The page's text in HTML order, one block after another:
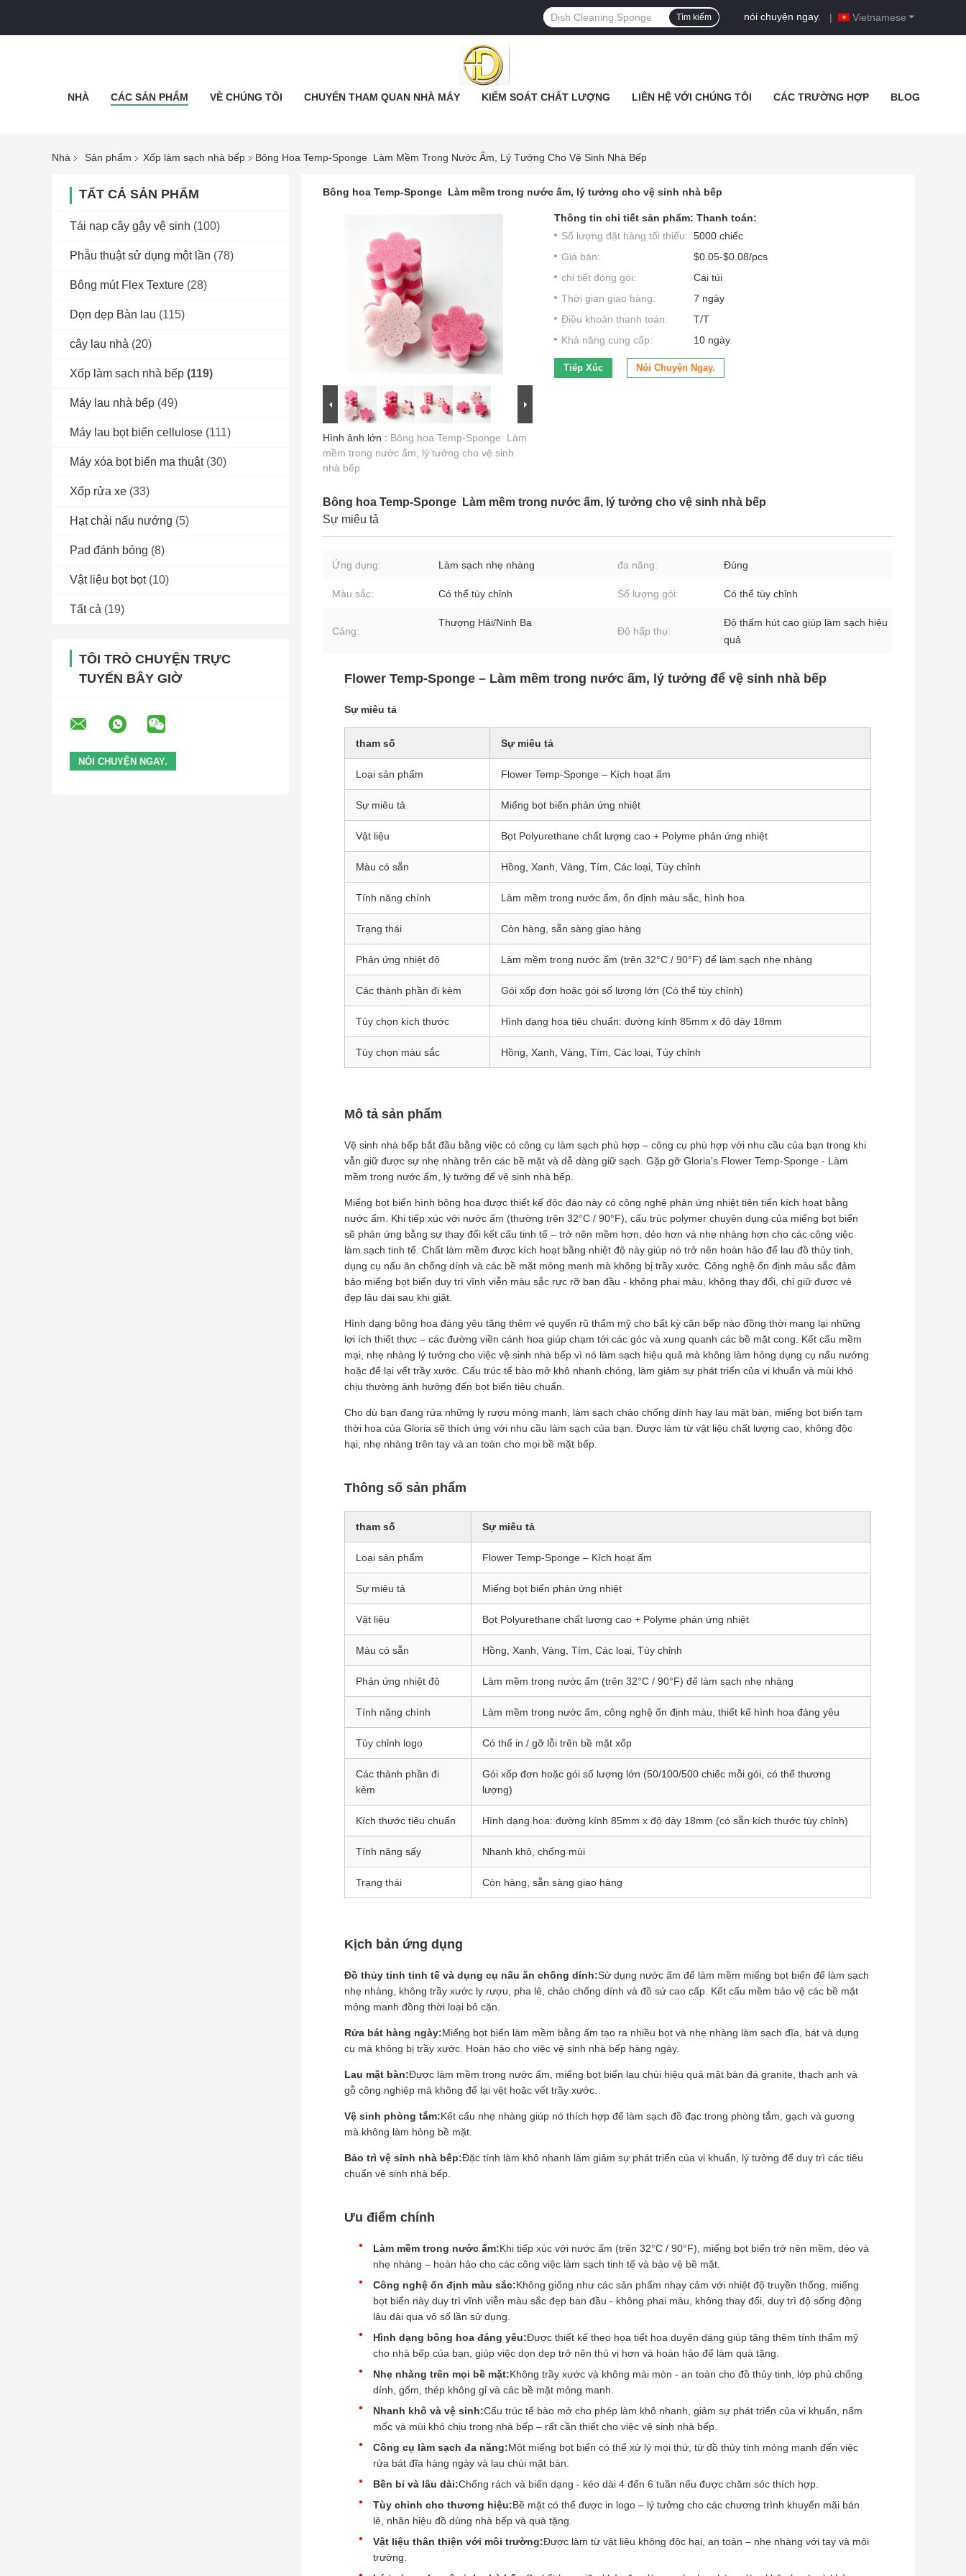
Vietnamese
nói chuyện ngay. |
Tìm kiếm
NHÀ CÁC SẢN PHẨM VỀ CHÚNG TÔI CHUYẾN THAM QUAN NHÀ MÁY KIỂM SOÁT CHẤT LƯỢNG LIÊN HỆ VỚI CHÚNG TÔI CÁC TRƯỜNG HỢP BLOG
Nhà Sản phẩm Xốp làm sạch nhà bếp Bông Hoa Temp-Sponge ️ Làm Mềm Trong Nước Ấm, Lý Tưởng Cho Vệ Sinh Nhà Bếp
TẤT CẢ SẢN PHẨM
Tái nạp cây gậy vệ sinh (100)
Phẫu thuật sử dụng một lần (78)
Bông mút Flex Texture (28)
Dọn dẹp Bàn lau (115)
cây lau nhà (20)
Xốp làm sạch nhà bếp (119)
Máy lau nhà bếp (49)
Máy lau bọt biển cellulose (111)
Máy xóa bọt biển ma thuật (30)
Xốp rửa xe (33)
Hạt chải nấu nướng (5)
Pad đánh bóng (8)
Vật liệu bọt bọt (10)
Tất cả (19)
TÔI TRÒ CHUYỆN TRỰC
TUYẾN BÂY GIỜ
Bông hoa Temp-Sponge ️ Làm mềm trong nước ấm, lý tưởng cho vệ sinh nhà bếp
Hình ảnh lớn : Bông hoa Temp-Sponge ️ Làm
mềm trong nước ấm, lý tưởng cho vệ sinh
nhà bếp
Thông tin chi tiết sản phẩm: Thanh toán:
Số lượng đặt hàng tối thiểu: 5000 chiếc
Giá bán:
$0.05-$0.08/pcs
chi tiết đóng gói:
Cái túi
Thời gian giao hàng:
7 ngày
Điều khoản thanh toán:
T/T
Khả năng cung cấp:
10 ngày
Tiếp Xúc Nói Chuyện Ngay.
Bông hoa Temp-Sponge ️ Làm mềm trong nước ấm, lý tưởng cho vệ sinh nhà bếp
Sự miêu tả
Ứng dụng: Làm sạch nhẹ nhàng đa năng: Đúng
Màu sắc: Có thể tùy chỉnh Số lượng gói: Có thể tùy chỉnh
Cảng:
Thượng Hải/Ninh Ba
Độ hấp thụ:
Độ thấm hút cao giúp làm sạch hiệu
quả
Flower Temp-Sponge – Làm mềm trong nước ấm, lý tưởng để vệ sinh nhà bếp
Sự miêu tả
tham số Sự miêu tả
Loại sản phẩm Flower Temp-Sponge – Kích hoạt ấm
Sự miêu tả Miếng bọt biển phản ứng nhiệt
Vật liệu Bọt Polyurethane chất lượng cao + Polyme phản ứng nhiệt
Màu có sẵn Hồng, Xanh, Vàng, Tím, Các loại, Tùy chỉnh
Tính năng chính Làm mềm trong nước ấm, ổn định màu sắc, hình hoa
Trạng thái Còn hàng, sẵn sàng giao hàng
Phản ứng nhiệt độ Làm mềm trong nước ấm (trên 32°C / 90°F) để làm sạch nhẹ nhàng
Các thành phần đi kèm Gói xốp đơn hoặc gói số lượng lớn (Có thể tùy chỉnh)
Tùy chọn kích thước Hình dạng hoa tiêu chuẩn: đường kính 85mm x độ dày 18mm
Tùy chọn màu sắc Hồng, Xanh, Vàng, Tím, Các loại, Tùy chỉnh
Mô tả sản phẩm
Vệ sinh nhà bếp bắt đầu bằng việc có công cụ làm sạch phù hợp – công cụ phù hợp với nhu cầu của bạn trong khi
vẫn giữ được sự nhẹ nhàng trên các bề mặt và dễ dàng giữ sạch. Gặp gỡ Gloria's Flower Temp-Sponge - Làm
mềm trong nước ấm, lý tưởng để vệ sinh nhà bếp.
Miếng bọt biển hình bông hoa được thiết kế độc đáo này có công nghệ phản ứng nhiệt tiên tiến kích hoạt bằng
nước ấm. Khi tiếp xúc với nước ấm (thường trên 32°C / 90°F), cấu trúc polymer chuyên dụng của miếng bọt biển
sẽ phản ứng bằng sự thay đổi kết cấu tinh tế – trở nên mềm hơn, dẻo hơn và nhẹ nhàng hơn cho các công việc
làm sạch tinh tế. Chất làm mềm được kích hoạt bằng nhiệt độ này giúp nó trở nên hoàn hảo để lau đồ thủy tinh,
dụng cụ nấu ăn chống dính và các bề mặt mỏng manh mà không bị trầy xước. Công nghệ ổn định màu sắc đảm
bảo miếng bọt biển duy trì vĩnh viễn màu sắc rực rỡ ban đầu - không phai màu, không thay đổi, chỉ giữ được vẻ
đẹp lâu dài sau khi giặt.
Hình dạng bông hoa đáng yêu tăng thêm vẻ quyến rũ thẩm mỹ cho bất kỳ căn bếp nào đồng thời mang lại những
lợi ích thiết thực – các đường viền cánh hoa giúp chạm tới các góc và xung quanh các bề mặt cong. Kết cấu mềm
mại, nhẹ nhàng lý tưởng cho việc vệ sinh nhà bếp vì nó làm sạch hiệu quả mà không làm hỏng dụng cụ nấu nướng
hoặc để lại vết trầy xước. Cấu trúc tế bào mở khô nhanh chóng, làm giảm sự phát triển của vi khuẩn và mùi khó
chịu thường ảnh hưởng đến bọt biển tiêu chuẩn.
Cho dù bạn đang rửa những ly rượu mỏng manh, làm sạch chảo chống dính hay lau mặt bàn, miếng bọt biển tạm
thời hoa của Gloria sẽ thích ứng với nhu cầu làm sạch của bạn. Được làm từ vật liệu chất lượng cao, không độc
hại, nhẹ nhàng trên tay và an toàn cho mọi bề mặt bếp.
Thông số sản phẩm
tham số Sự miêu tả
Loại sản phẩm Flower Temp-Sponge – Kích hoạt ấm
Sự miêu tả Miếng bọt biển phản ứng nhiệt
Vật liệu Bọt Polyurethane chất lượng cao + Polyme phản ứng nhiệt
Màu có sẵn Hồng, Xanh, Vàng, Tím, Các loại, Tùy chỉnh
Phản ứng nhiệt độ Làm mềm trong nước ấm (trên 32°C / 90°F) để làm sạch nhẹ nhàng
Tính năng chính Làm mềm trong nước ấm, công nghệ ổn định màu, thiết kế hình hoa đáng yêu
Tùy chỉnh logo Có thể in / gỡ lỗi trên bề mặt xốp
Các thành phần đi
kèm
Gói xốp đơn hoặc gói số lượng lớn (50/100/500 chiếc mỗi gói, có thể thương
lượng)
Kích thước tiêu chuẩn Hình dạng hoa: đường kính 85mm x độ dày 18mm (có sẵn kích thước tùy chỉnh)
Tính năng sấy Nhanh khô, chống mùi
Trạng thái Còn hàng, sẵn sàng giao hàng
Kịch bản ứng dụng
Đồ thủy tinh tinh tế và dụng cụ nấu ăn chống dính:Sử dụng nước ấm để làm mềm miếng bọt biển để làm sạch
nhẹ nhàng, không trầy xước ly rượu, pha lê, chảo chống dính và đồ sứ cao cấp. Kết cấu mềm bảo vệ các bề mặt
mỏng manh đồng thời loại bỏ cặn.
Rửa bát hàng ngày:Miếng bọt biển làm mềm bằng ấm tạo ra nhiều bọt và nhẹ nhàng làm sạch đĩa, bát và dụng
cụ mà không bị trầy xước. Hoàn hảo cho việc vệ sinh nhà bếp hàng ngày.
Lau mặt bàn:Được làm mềm trong nước ấm, miếng bọt biển lau chùi hiệu quả mặt bàn đá granite, thạch anh và
gỗ công nghiệp mà không để lại vệt hoặc vết trầy xước.
Vệ sinh phòng tắm:Kết cấu nhẹ nhàng giúp nó thích hợp để làm sạch đồ đạc trong phòng tắm, gạch và gương
mà không làm hỏng bề mặt.
Bảo trì vệ sinh nhà bếp:Đặc tính làm khô nhanh làm giảm sự phát triển của vi khuẩn, lý tưởng để duy trì các tiêu
chuẩn vệ sinh nhà bếp.
Ưu điểm chính
Làm mềm trong nước ấm:Khi tiếp xúc với nước ấm (trên 32°C / 90°F), miếng bọt biển trở nên mềm, dẻo và
nhẹ nhàng – hoàn hảo cho các công việc làm sạch tinh tế và bảo vệ bề mặt.
Công nghệ ổn định màu sắc:Không giống như các sản phẩm nhạy cảm với nhiệt độ truyền thống, miếng
bọt biển này duy trì vĩnh viễn màu sắc đẹp ban đầu - không phai màu, không thay đổi, duy trì độ sống động
lâu dài qua vô số lần sử dụng.
Hình dạng bông hoa đáng yêu:Được thiết kế theo họa tiết hoa duyên dáng giúp tăng thêm tính thẩm mỹ
cho nhà bếp của bạn, giúp việc dọn dẹp trở nên thú vị hơn và hoàn hảo để làm quà tặng.
Nhẹ nhàng trên mọi bề mặt:Không trầy xước và không mài mòn - an toàn cho đồ thủy tinh, lớp phủ chống
dính, gốm, thép không gỉ và các bề mặt mỏng manh.
Nhanh khô và vệ sinh:Cấu trúc tế bào mở cho phép làm khô nhanh, giảm sự phát triển của vi khuẩn, nấm
mốc và mùi khó chịu trong nhà bếp – rất cần thiết cho việc vệ sinh nhà bếp.
Công cụ làm sạch đa năng:Một miếng bọt biển có thể xử lý mọi thứ, từ đồ thủy tinh mỏng manh đến việc
rửa bát đĩa hàng ngày và lau chùi mặt bàn.
Bền bỉ và lâu dài:Chống rách và biến dạng - kéo dài 4 đến 6 tuần nếu được chăm sóc thích hợp.
Tùy chỉnh cho thương hiệu:Bề mặt có thể được in logo – lý tưởng cho các chương trình khuyến mãi bán
lẻ, nhãn hiệu đồ dùng nhà bếp và quà tặng.
Vật liệu thân thiện với môi trường:Được làm từ vật liệu không độc hại, an toàn – nhẹ nhàng với tay và môi
trường.